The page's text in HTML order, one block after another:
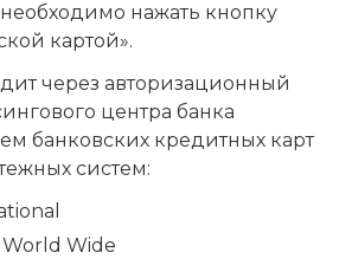
нажать кнопку
картой».
через авторизационный
центра банка
банковских кредитных карт
систем:
World Wide